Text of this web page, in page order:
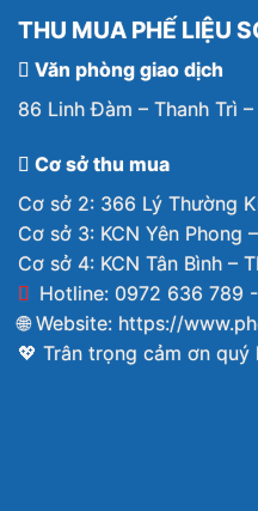
THU MUA PHẾ LIỆU
Văn phòng giao dịch
86 Linh Đàm – Thanh Trì
Cơ sở thu mua
Cơ sở 2: 366 Lý Thường
Cơ sở 3: KCN Yên Phong
Cơ sở 4: KCN Tân Bình –
Hotline: 0972 636 789
🌐 Website: https://
💖 Trân trọng cảm ơn quý